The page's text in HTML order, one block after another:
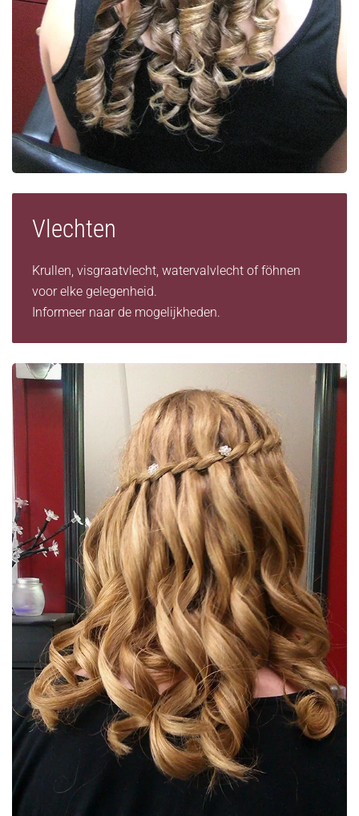
Vlechten
Krullen, visgraatvlecht, watervalvlecht of föhnen
voor elke gelegenheid.
Informeer naar de mogelijkheden.